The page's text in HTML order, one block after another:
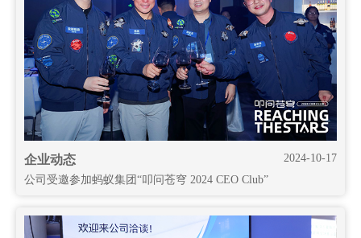
2024-10-17
企业动态
公司受邀参加蚂蚁集团“叩问苍穹 2024 CEO Club”